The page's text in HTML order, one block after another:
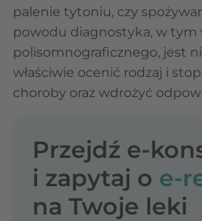
palenie tytoniu, czy
powodu diagnostyka, w tym
polisomnograficznego, jest
właściwie ocenić rodzaj i
choroby oraz wdrożyć
Przejdź e-
i zapytaj o e-
na Twoje leki